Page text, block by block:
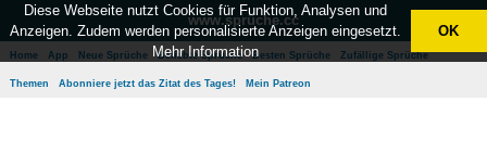
www.sprüche.cc
Home App Neue Sprüche Beliebte Sprüche Besten Sprüche Zufällige Sprüche
Themen Abonniere jetzt das Zitat des Tages! Mein Patreon
Diese Webseite nutzt Cookies für Funktion, Analysen und
Anzeigen. Zudem werden personalisierte Anzeigen eingesetzt.
Mehr Information
OK